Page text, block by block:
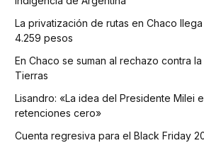
La privatización de rutas en Chaco
4.259 pesos
En Chaco se suman al rechazo contra
Tierras
Lisandro: «La idea del Presidente Milei
retenciones cero»
Cuenta regresiva para el Black Friday